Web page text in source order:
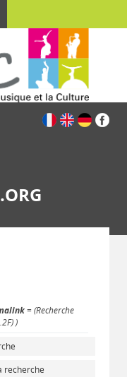
= (Recherche
)
recherche